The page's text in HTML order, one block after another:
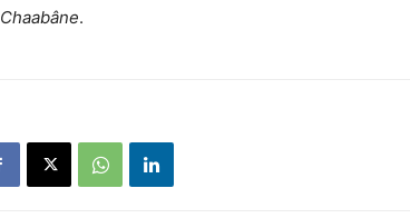
Chaabâne.